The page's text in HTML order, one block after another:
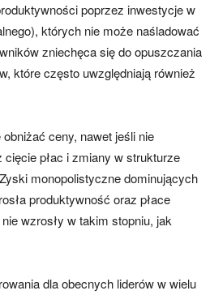
poprzez inwestycje w
których nie może naśladować
zniechęca się do opuszczania
które często uwzględniają również
ceny, nawet jeśli nie
płac i zmiany w strukturze
monopolistyczne dominujących
produktywność oraz płace
wzrosły w takim stopniu, jak
dla obecnych liderów w wielu